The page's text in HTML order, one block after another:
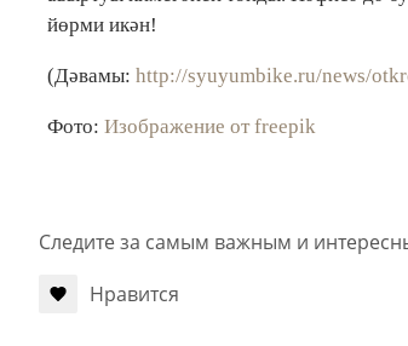
йөрми икән!
(Дәвамы: http://syuyumbike.ru/news/
Фото: Изображение от freepik
Следите за самым важным и
Нравится